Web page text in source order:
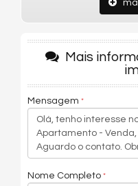
Mais
Mensagem
Nome Completo